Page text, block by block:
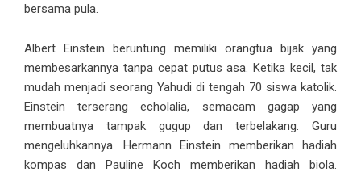
bersama pula.
Albert Einstein beruntung memiliki orangtua bijak yang
membesarkannya tanpa cepat putus asa. Ketika kecil, tak
mudah menjadi seorang Yahudi di tengah 70 siswa katolik.
Einstein terserang echolalia, semacam gagap yang
membuatnya tampak gugup dan terbelakang. Guru
mengeluhkannya. Hermann Einstein memberikan hadiah
kompas dan Pauline Koch memberikan hadiah biola.